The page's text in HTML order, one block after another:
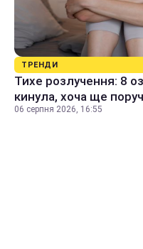
ТРЕНДИ
Тихе розлучення: 8
кинула, хоча ще поруч
06 серпня 2026, 16:55